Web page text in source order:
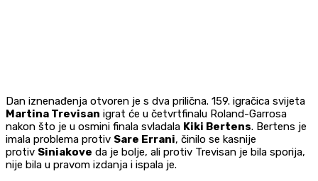
Dan iznenađenja otvoren je s dva prilična. 159. igračica svijeta
Martina Trevisan igrat će u četvrtfinalu Roland-Garrosa
nakon što je u osmini finala svladala Kiki Bertens. Bertens je
imala problema protiv Sare Errani, činilo se kasnije
protiv Siniakove da je bolje, ali protiv Trevisan je bila sporija,
nije bila u pravom izdanja i ispala je.